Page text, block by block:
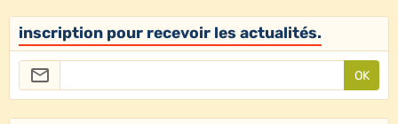
inscription pour recevoir les actualités.
OK